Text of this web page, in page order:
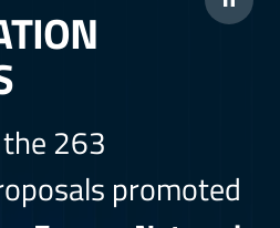
263
promoted